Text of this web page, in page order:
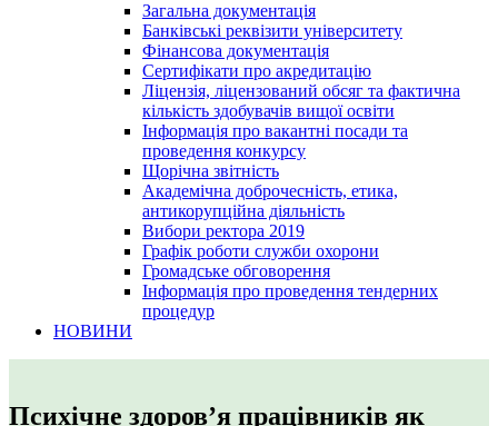
Загальна документація
Банківські реквізити університету
Фінансова документація
Сертифікати про акредитацію
Ліцензія, ліцензований обсяг та фактична
кількість здобувачів вищої освіти
Інформація про вакантні посади та
проведення конкурсу
Щорічна звітність
Академічна доброчесність, етика,
антикорупційна діяльність
Вибори ректора 2019
Графік роботи служби охорони
Громадське обговорення
Інформація про проведення тендерних
процедур
НОВИНИ
Психічне здоров’я працівників як